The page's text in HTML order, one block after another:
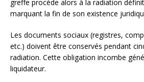
greffe procède alors à la radiation
marquant la fin de son existence
Les documents sociaux (registres,
etc.) doivent être conservés pendant
radiation. Cette obligation incombe
liquidateur.